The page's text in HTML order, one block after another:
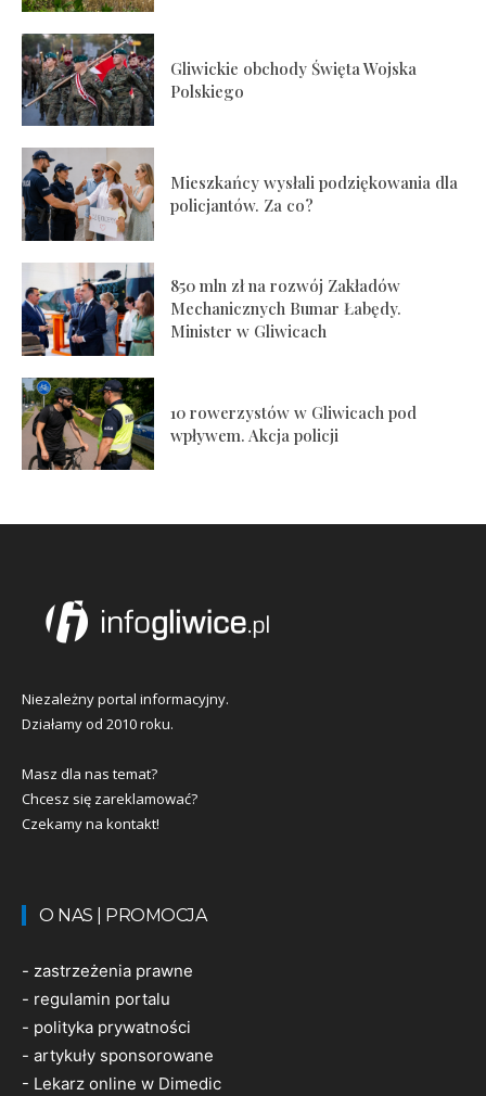
Gliwickie obchody Święta Wojska
Polskiego
Mieszkańcy wysłali podziękowania dla
policjantów. Za co?
850 mln zł na rozwój Zakładów
Mechanicznych Bumar Łabędy.
Minister w Gliwicach
10 rowerzystów w Gliwicach pod
wpływem. Akcja policji
Niezależny portal informacyjny.
Działamy od 2010 roku.
Masz dla nas temat?
Chcesz się zareklamować?
Czekamy na kontakt!
O NAS | PROMOCJA
- zastrzeżenia prawne
- regulamin portalu
- polityka prywatności
- artykuły sponsorowane
- Lekarz online w Dimedic